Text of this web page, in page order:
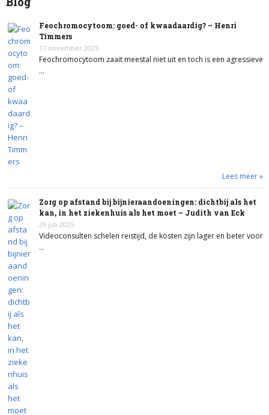
Feochromocytoom: goed- of kwaadaardig? – Henri
Timmers
17 november 2025
Feochromocytoom zaait meestal niet uit en toch is een agressieve
…
Lees meer »
Zorg op afstand bij bijnieraandoeningen: dichtbij als het
kan, in het ziekenhuis als het moet – Judith van Eck
29 juli 2025
Videoconsulten schelen reistijd, de kosten zijn lager en beter voor
…